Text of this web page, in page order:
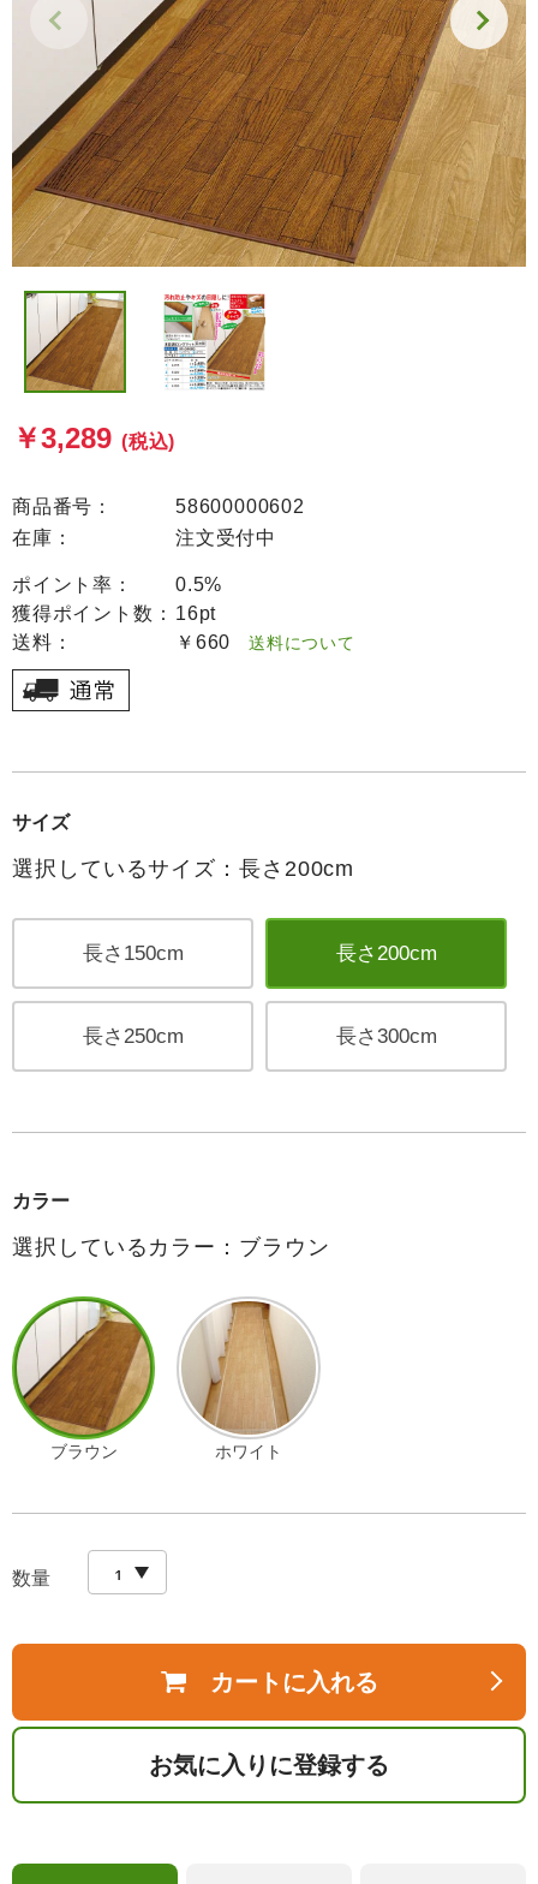
￥3,289 (税込)
商品番号：
58600000602
在庫：
注文受付中
ポイント率：
0.5%
獲得ポイント数： 16pt
送料：
￥660 送料について
サイズ
選択しているサイズ：長さ200cm
長さ150cm 長さ200cm
長さ250cm 長さ300cm
カラー
選択しているカラー：ブラウン
ブラウン ホワイト
数量
カートに入れる
お気に入りに登録する